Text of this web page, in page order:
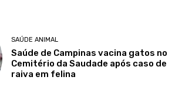
SAÚDE ANIMAL
Saúde de Campinas vacina gatos no
Cemitério da Saudade após caso de
raiva em felina